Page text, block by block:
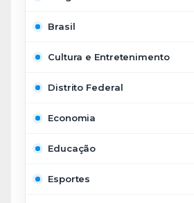
Brasil
Cultura e Entretenimento
Distrito Federal
Economia
Educação
Esportes